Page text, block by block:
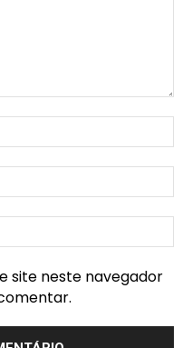
site neste navegador